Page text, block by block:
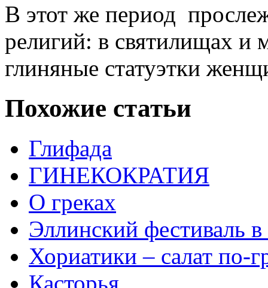
В этот же период
религий: в святилищах и
глиняные статуэтки
Похожие статьи
Глифада
ГИНЕКОКРАТИЯ
О греках
Эллинский фестиваль
Хориатики – салат по-
Касторья